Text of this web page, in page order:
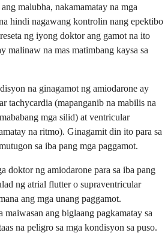
malubha, nakamamatay na mga
hindi nagawang kontrolin nang epektibo
ng iyong doktor ang gamot na ito
malinaw na mas matimbang kaysa sa
na ginagamot ng amiodarone ay
tachycardia (mapanganib na mabilis na
mga silid) at ventricular
na ritmo). Ginagamit din ito para sa
sa iba pang mga paggamot.
doktor ng amiodarone para sa iba pang
ng atrial flutter o supraventricular
ang mga unang paggamot.
ang biglaang pagkamatay sa
na peligro sa mga kondisyon sa puso.